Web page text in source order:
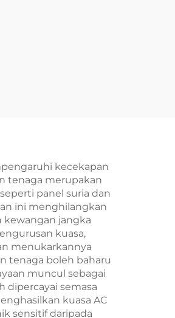
kecekapan
tenaga merupakan
panel suria dan
ini menghilangkan
jangka
kuasa,
menukarkannya
tenaga boleh baharu
muncul sebagai
dipercayai semasa
kuasa AC
sensitif daripada